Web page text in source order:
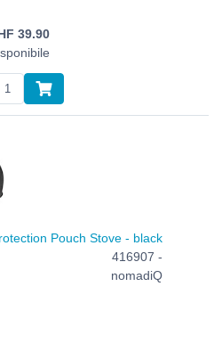
39.90
Pouch Stove - black
416907 -
nomadiQ